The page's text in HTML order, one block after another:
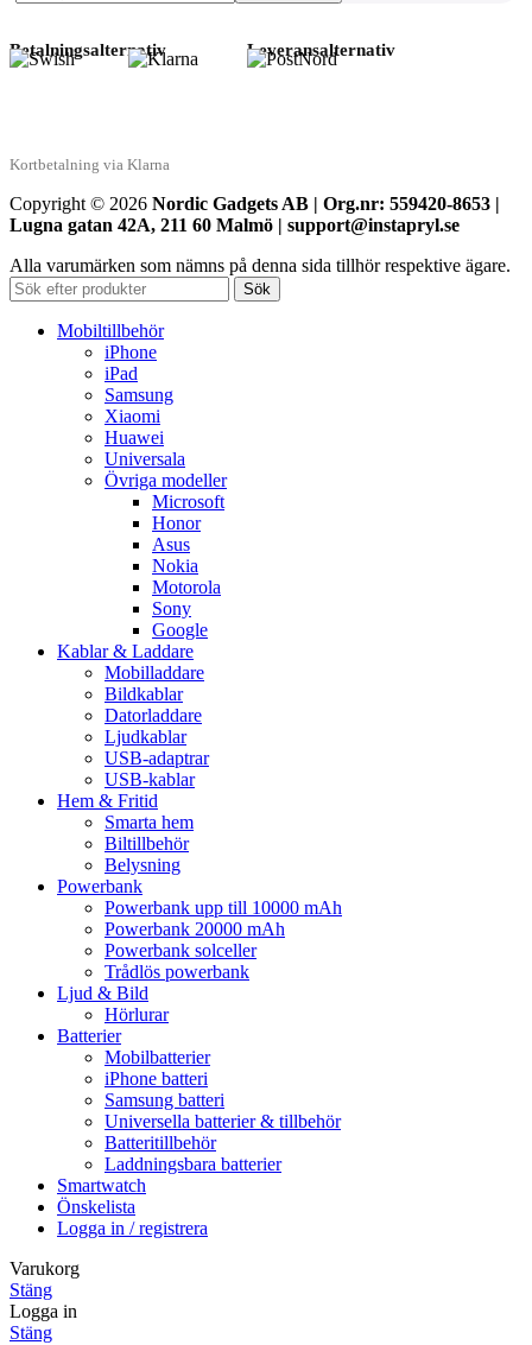
Betalningsalternativ
Kortbetalning via Klarna
Leveransalternativ
Copyright © 2026 Nordic Gadgets AB | Org.nr: 559420-8653 |
Lugna gatan 42A, 211 60 Malmö | support@instapryl.se
Alla varumärken som nämns på denna sida tillhör respektive ägare.
Sök
Mobiltillbehör
iPhone
iPad
Samsung
Xiaomi
Huawei
Universala
Övriga modeller
Microsoft
Honor
Asus
Nokia
Motorola
Sony
Google
Kablar & Laddare
Mobilladdare
Bildkablar
Datorladdare
Ljudkablar
USB-adaptrar
USB-kablar
Hem & Fritid
Smarta hem
Biltillbehör
Belysning
Powerbank
Powerbank upp till 10000 mAh
Powerbank 20000 mAh
Powerbank solceller
Trådlös powerbank
Ljud & Bild
Hörlurar
Batterier
Mobilbatterier
iPhone batteri
Samsung batteri
Universella batterier & tillbehör
Batteritillbehör
Laddningsbara batterier
Smartwatch
Önskelista
Logga in / registrera
Varukorg
Stäng
Logga in
Stäng